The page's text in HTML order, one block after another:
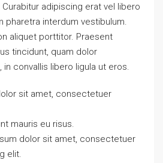
adipiscing erat vel libero
pharetra interdum vestibulum.
aliquet porttitor. Praesent
tincidunt, quam dolor
convallis libero ligula ut eros.
sit amet, consectetuer
mauris eu risus.
dolor sit amet, consectetuer
elit.